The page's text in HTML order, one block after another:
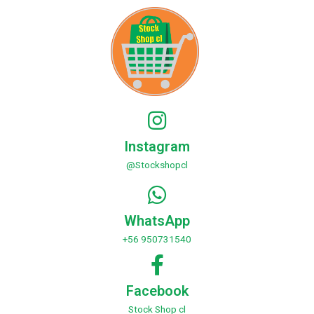
Instagram
@Stockshopcl
WhatsApp
+56 950731540
Facebook
Stock Shop cl